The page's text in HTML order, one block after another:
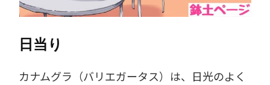
日当り
カナムグラ（バリエガータス）は、日光のよく